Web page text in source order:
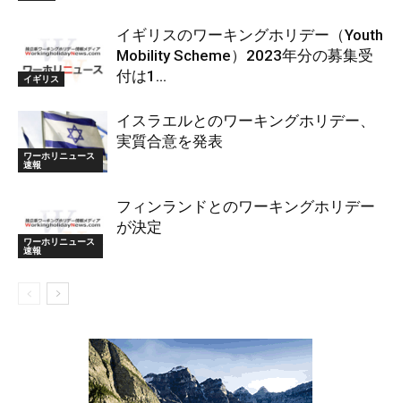
イギリス
イギリスのワーキングホリデー（Youth
Mobility Scheme）2023年分の募集受
付は1...
ワーホリニュース
速報
イスラエルとのワーキングホリデー、
実質合意を発表
ワーホリニュース
速報
フィンランドとのワーキングホリデー
が決定